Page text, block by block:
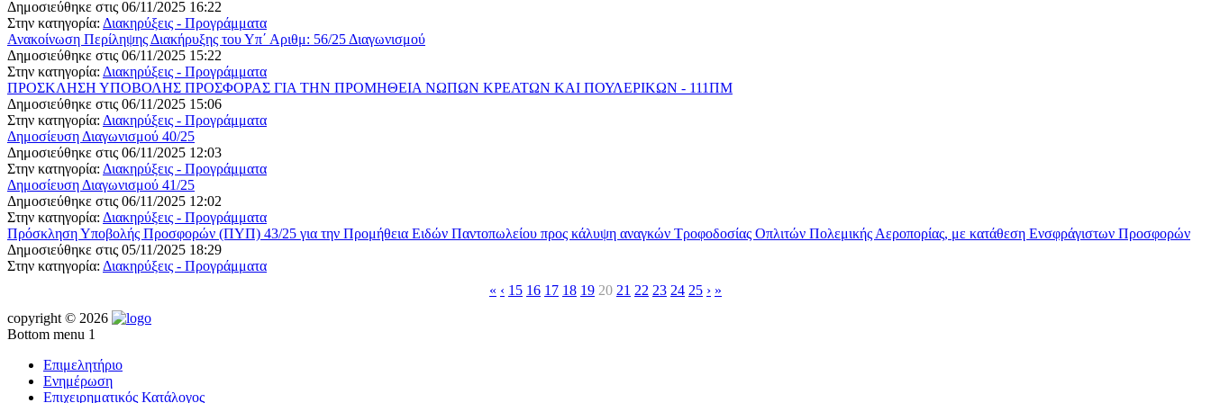
Δημοσιεύθηκε στις 06/11/2025 16:22
Στην κατηγορία: Διακηρύξεις - Προγράμματα
Ανακοίνωση Περίληψης Διακήρυξης του Υπ΄ Αριθμ: 56/25 Διαγωνισμού
Δημοσιεύθηκε στις 06/11/2025 15:22
Στην κατηγορία: Διακηρύξεις - Προγράμματα
ΠΡΟΣΚΛΗΣΗ ΥΠΟΒΟΛΗΣ ΠΡΟΣΦΟΡΑΣ ΓΙΑ ΤΗΝ ΠΡΟΜΗΘΕΙΑ ΝΩΠΩΝ ΚΡΕΑΤΩΝ ΚΑΙ ΠΟΥΛΕΡΙΚΩΝ - 111ΠΜ
Δημοσιεύθηκε στις 06/11/2025 15:06
Στην κατηγορία: Διακηρύξεις - Προγράμματα
Δημοσίευση Διαγωνισμού 40/25
Δημοσιεύθηκε στις 06/11/2025 12:03
Στην κατηγορία: Διακηρύξεις - Προγράμματα
Δημοσίευση Διαγωνισμού 41/25
Δημοσιεύθηκε στις 06/11/2025 12:02
Στην κατηγορία: Διακηρύξεις - Προγράμματα
Πρόσκληση Υποβολής Προσφορών (ΠΥΠ) 43/25 για την Προμήθεια Ειδών Παντοπωλείου προς κάλυψη αναγκών Τροφοδοσίας Οπλιτών Πολεμικής Αεροπορίας, με κατάθεση Ενσφράγιστων Προσφορών
Δημοσιεύθηκε στις 05/11/2025 18:29
Στην κατηγορία: Διακηρύξεις - Προγράμματα
« ‹ 15 16 17 18 19 20 21 22 23 24 25 › »
copyright © 2026
Bottom menu 1
Επιμελητήριο
Ενημέρωση
Επιχειρηματικός Κατάλογος